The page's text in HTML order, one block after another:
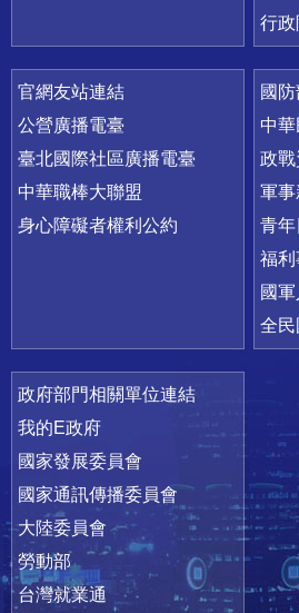
行
官網友站連結
公營廣播電臺
臺北國際社區廣播電臺
中華職棒大聯盟
身心障礙者權利公約
國
中
政戰
軍
青年
福
國
全
政府部門相關單位連結
我的E政府
國家發展委員會
國家通訊傳播委員會
大陸委員會
勞動部
台灣就業通